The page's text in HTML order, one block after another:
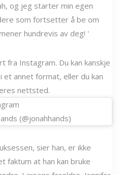
og jeg starter min egen
som fortsetter å be om
hundrevis av deg! '
fra Instagram. Du kan kanskje
et annet format, eller du kan
nettsted.
(@jonahhands)
sier han, er ikke
faktum at han kan bruke